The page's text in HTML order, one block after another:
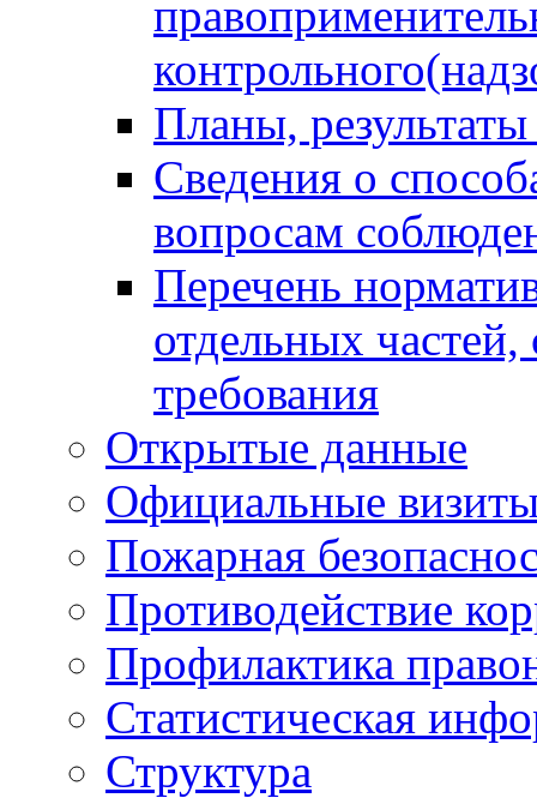
Планы,
Сведения о
вопросам
Перечень
отдельных
требования
Открытые данные
Официальные
Пожарная
Противодействие
Профилактика
Статистическая
Структура